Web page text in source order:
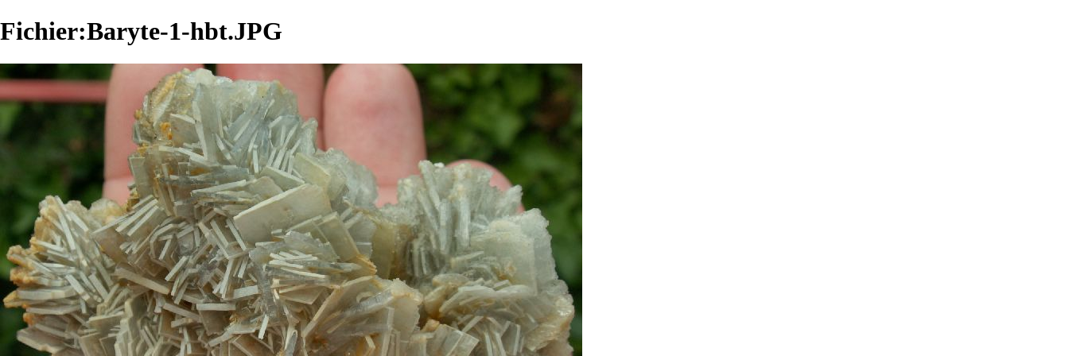
Fichier:Baryte-1-hbt.JPG